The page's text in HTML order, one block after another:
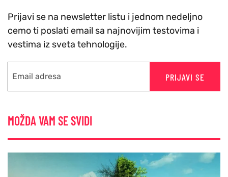
Prijavi se na newsletter listu i jednom nedeljno
cemo ti poslati email sa najnovijim testovima i
vestima iz sveta tehnologije.
PRIJAVI SE
MOŽDA VAM SE SVIDI